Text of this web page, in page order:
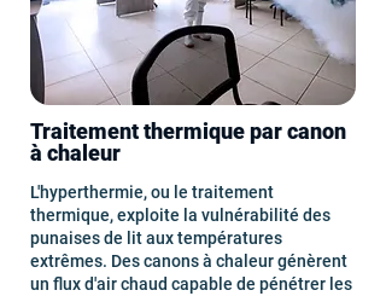
Traitement thermique par canon
à chaleur
L'hyperthermie, ou le traitement
thermique, exploite la vulnérabilité des
punaises de lit aux températures
extrêmes. Des canons à chaleur génèrent
un flux d'air chaud capable de pénétrer les